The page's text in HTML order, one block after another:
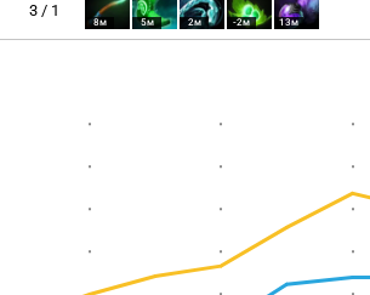
3 / 1
8м 5м 2м -2м 13м